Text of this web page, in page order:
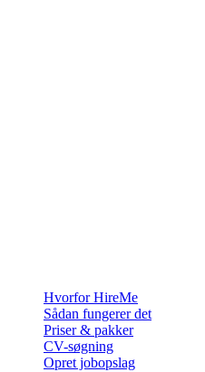
Hvorfor HireMe
Sådan fungerer det
Priser & pakker
CV-søgning
Opret jobopslag